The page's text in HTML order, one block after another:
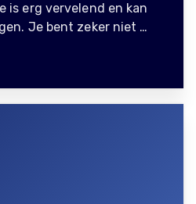
is erg vervelend en kan
Je bent zeker niet …